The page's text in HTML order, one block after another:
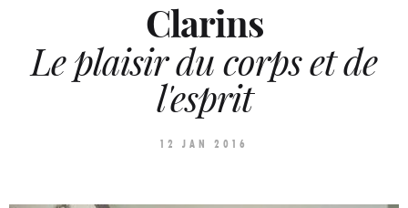
Clarins
Le plaisir du corps et de
l'esprit
12 JAN 2016